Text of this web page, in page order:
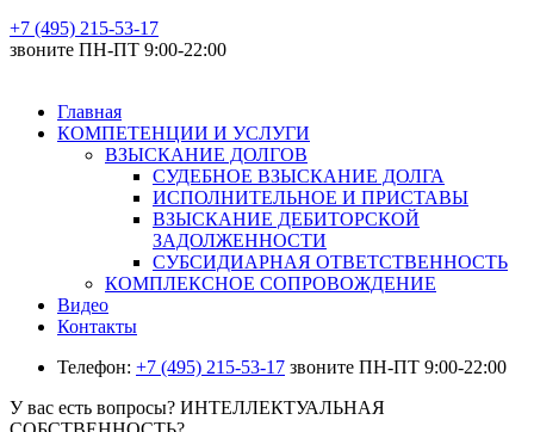
+7 (495) 215-53-17
звоните ПН-ПТ 9:00-22:00
Главная
КОМПЕТЕНЦИИ И УСЛУГИ
ВЗЫСКАНИЕ ДОЛГОВ
СУДЕБНОЕ ВЗЫСКАНИЕ ДОЛГА
ИСПОЛНИТЕЛЬНОЕ И ПРИСТАВЫ
ВЗЫСКАНИЕ ДЕБИТОРСКОЙ
ЗАДОЛЖЕННОСТИ
СУБСИДИАРНАЯ ОТВЕТСТВЕННОСТЬ
КОМПЛЕКСНОЕ СОПРОВОЖДЕНИЕ
Видео
Контакты
Телефон: +7 (495) 215-53-17 звоните ПН-ПТ 9:00-22:00
У вас есть вопросы? ИНТЕЛЛЕКТУАЛЬНАЯ